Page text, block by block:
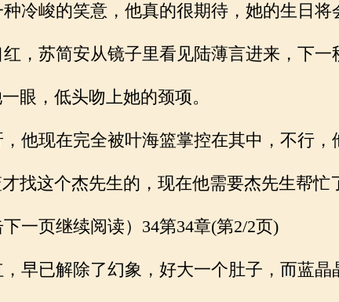
冷峻的笑意，他真的很期待，她的生日将
，苏简安从镜子里看见陆薄言进来，下一
眼，低头吻上她的颈项。
他现在完全被叶海篮掌控在其中，不行，
找这个杰先生的，现在他需要杰先生帮忙
一页继续阅读）34第34章(第2/2页)
早已解除了幻象，好大一个肚子，而蓝晶